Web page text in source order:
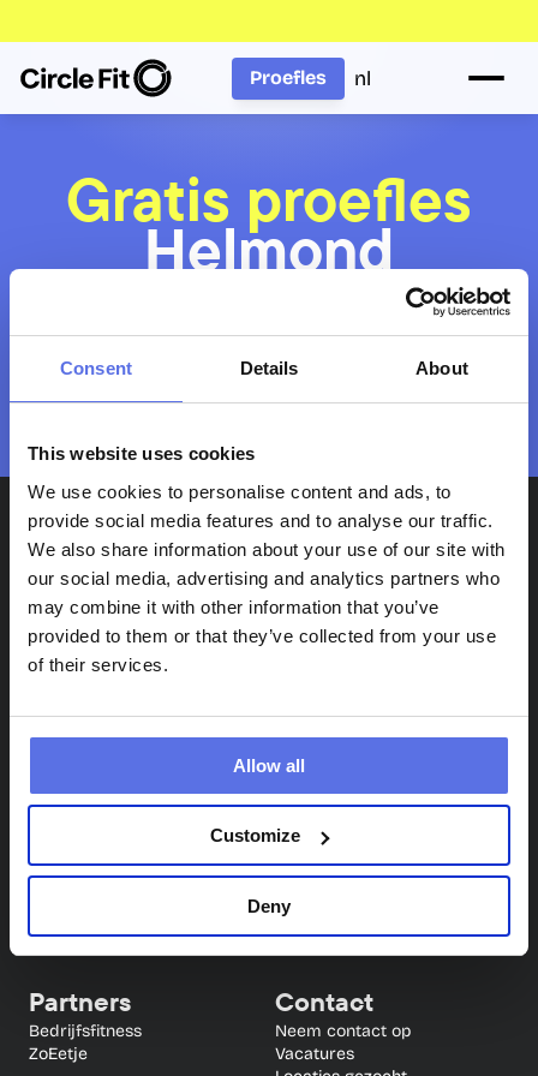
Consent Details About
This website uses cookies
We use cookies to personalise content and ads, to
provide social media features and to analyse our traffic.
We also share information about your use of our site with
our social media, advertising and analytics partners who
may combine it with other information that you’ve
provided to them or that they’ve collected from your use
of their services.
Allow all
Customize
Deny
nl
Proefles
Gratis proefles
Helmond
Wil je met meerdere personen komen? Boek
Circle Fit
Circuittraining
Samen sporten (4 weken
gratis)
Veelgestelde vragen
Blog
App
Partners
Bedrijfsfitness
ZoEetje
Contact
Neem contact op
Vacatures